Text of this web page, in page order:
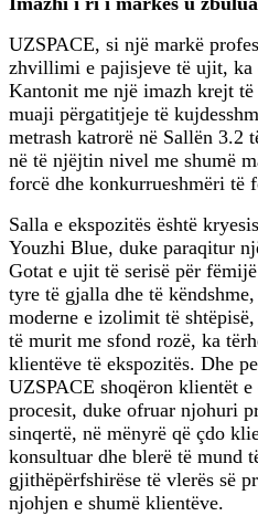
UZSPACE, si një markë
zhvillimi e pajisjeve të ujit, ka
Kantonit me një imazh krejt të
muaji përgatitjeje të
metrash katrorë në Sallën 3.2
në të njëjtin nivel me shumë
forcë dhe konkurrueshmëri të
Salla e ekspozitës është
Youzhi Blue, duke paraqitur
Gotat e ujit të serisë për
tyre të gjalla dhe të
moderne e izolimit të
të murit me sfond rozë, ka
klientëve të ekspozitës. Dhe
UZSPACE shoqëron klientët
procesit, duke ofruar njohuri
sinqertë, në mënyrë që çdo
konsultuar dhe blerë të mund
gjithëpërfshirëse të vlerës së
njohjen e shumë klientëve.